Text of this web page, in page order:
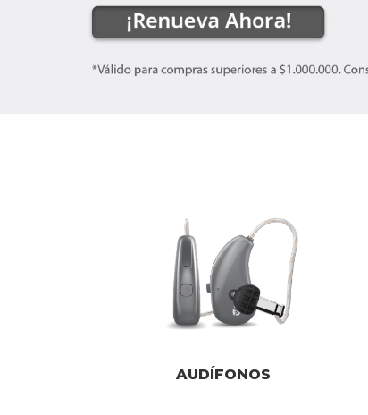
AUDÍFONOS